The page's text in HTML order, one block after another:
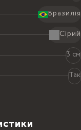
Бразилія
Сірий
3 см
Так